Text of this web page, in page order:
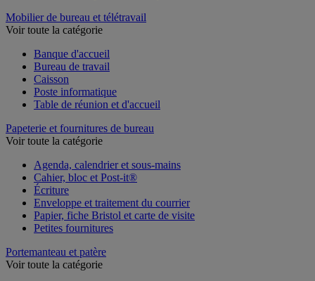
Mobilier de bureau et télétravail
Voir toute la catégorie
Banque d'accueil
Bureau de travail
Caisson
Poste informatique
Table de réunion et d'accueil
Papeterie et fournitures de bureau
Voir toute la catégorie
Agenda, calendrier et sous-mains
Cahier, bloc et Post-it®
Écriture
Enveloppe et traitement du courrier
Papier, fiche Bristol et carte de visite
Petites fournitures
Portemanteau et patère
Voir toute la catégorie